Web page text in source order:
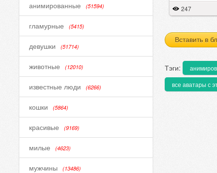
анимированные (51594)
гламурные (5415)
девушки (51714)
животные (12010)
известные люди (6266)
кошки (5864)
красивые (9169)
милые (4623)
мужчины (13486)
247
Вставить в
Тэги:
все аватары с